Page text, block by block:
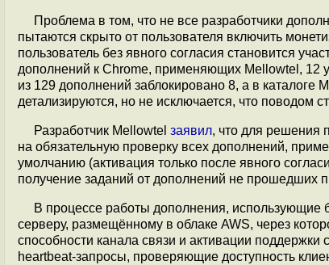
Проблема в том, что не все разработчики
пытаются скрыто от пользователя включить
пользователь без явного согласия становится
дополнений к Chrome, применяющих Mellowtel, 12
из 129 дополнений заблокировано 8, а в
детализируются, но не исключается, что поводом
Разработчик Mellowtel заявил, что для решения
на обязательную проверку всех дополнений,
умолчанию (активация только после явного
получение заданий от дополнений не прошедших
В процессе работы дополнения, использующие
серверу, размещённому в облаке AWS, через
способности канала связи и активации
heartbeat-запросы, проверяющие доступность